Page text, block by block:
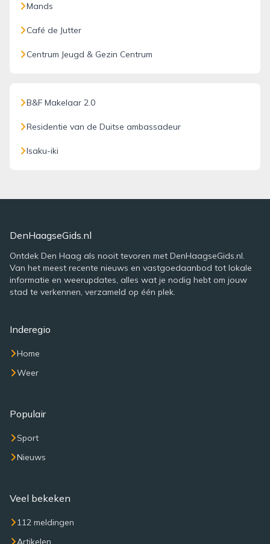
Mands
Café de Jutter
Centrum Jeugd & Gezin Centrum
B&F Makelaar 2.0
Residentie van de Duitse ambassadeur
Isaku-iki
DenHaagseGids.nl
Ontdek Den Haag als nooit tevoren met DenHaagseGids.nl.
Van het meest recente nieuws en vastgoedaanbod tot lokale
informatie en weerupdates, alles wat je nodig hebt om jouw
stad te verkennen, verzameld op één plek.
Inderegio
Home
Weer
Populair
Sport
Nieuws
Veel bekeken
112 meldingen
Artikelen